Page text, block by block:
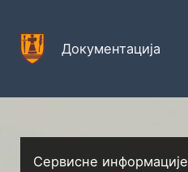
садржај
Документација
Сервисне информације